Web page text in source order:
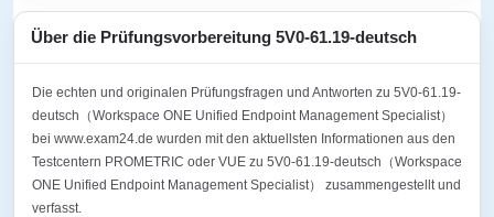
Über die Prüfungsvorbereitung 5V0-61.19-deutsch
Die echten und originalen Prüfungsfragen und Antworten zu 5V0-61.19-
deutsch（Workspace ONE Unified Endpoint Management Specialist）
bei www.exam24.de wurden mit den aktuellsten Informationen aus den
Testcentern PROMETRIC oder VUE zu 5V0-61.19-deutsch（Workspace
ONE Unified Endpoint Management Specialist） zusammengestellt und
verfasst.